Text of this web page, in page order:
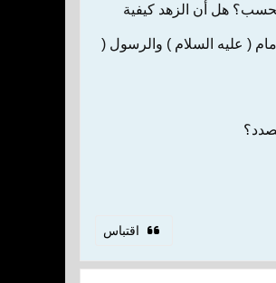
فحسب؟ هل أن الزهد كيفية
المحرمات ( كما في حياة الإمام ( عليه السلام ) والرسول (
اقتباس